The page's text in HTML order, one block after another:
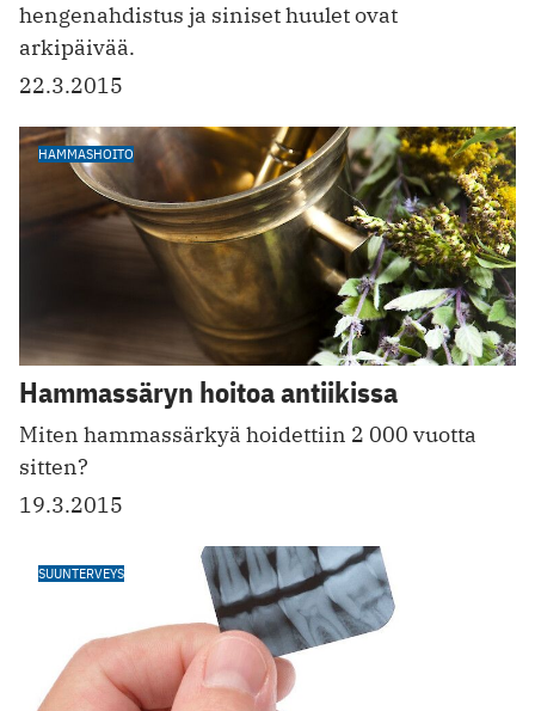
hengenahdistus ja siniset huulet ovat
arkipäivää.
22.3.2015
HAMMASHOITO
Hammassäryn hoitoa antiikissa
Miten hammassärkyä hoidettiin 2 000 vuotta
sitten?
19.3.2015
SUUNTERVEYS